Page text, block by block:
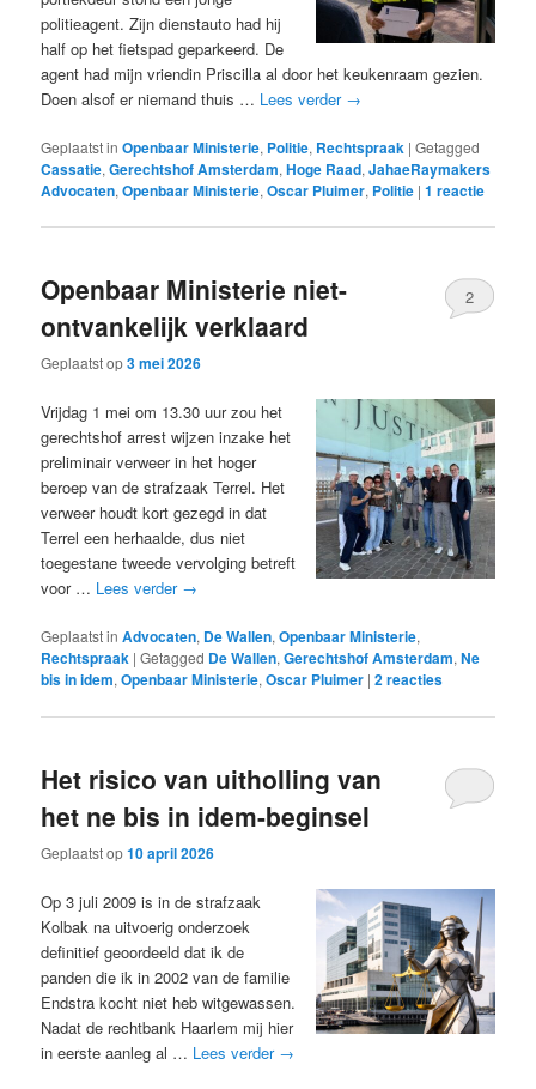
politieagent. Zijn dienstauto had hij
half op het fietspad geparkeerd. De
agent had mijn vriendin Priscilla al door het keukenraam gezien.
Doen alsof er niemand thuis … Lees verder →
Geplaatst in Openbaar Ministerie, Politie, Rechtspraak |Getagged
Cassatie,Gerechtshof Amsterdam,Hoge Raad,JahaeRaymakers
Advocaten,Openbaar Ministerie,Oscar Pluimer, Politie |1 reactie
Openbaar Ministerie niet-
ontvankelijk verklaard
Geplaatst op3 mei 2026
2
Vrijdag 1 mei om 13.30 uur zou het
gerechtshof arrest wijzen inzake het
preliminair verweer in het hoger
beroep van de strafzaak Terrel. Het
verweer houdt kort gezegd in dat
Terrel een herhaalde, dus niet
toegestane tweede vervolging betreft
voor … Lees verder →
Geplaatst in Advocaten, De Wallen,Openbaar Ministerie,
Rechtspraak |Getagged De Wallen,Gerechtshof Amsterdam,Ne
bis in idem,Openbaar Ministerie,Oscar Pluimer |2reacties
Het risico van uitholling van
het ne bis in idem-beginsel
Geplaatst op10 april 2026
Op 3 juli 2009 is in de strafzaak
Kolbak na uitvoerig onderzoek
definitief geoordeeld dat ik de
panden die ik in 2002 van de familie
Endstra kocht niet heb witgewassen.
Nadat de rechtbank Haarlem mij hier
in eerste aanleg al … Lees verder →